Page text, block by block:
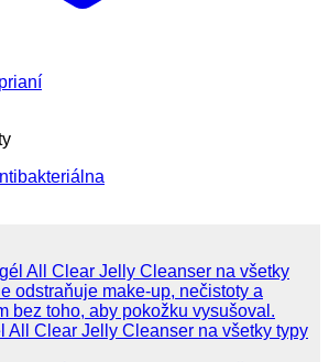
All Clear Jelly Cleanser na všetky typy